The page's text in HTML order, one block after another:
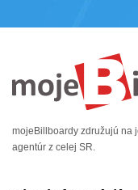
mojeBillboardy združujú na
agentúr z celej SR.